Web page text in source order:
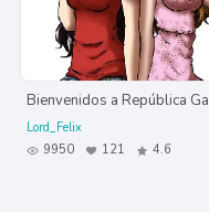
Bienvenidos a República
Lord_Felix
9950
121 4.6